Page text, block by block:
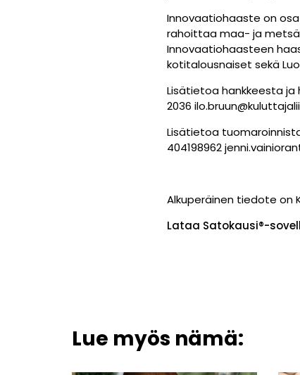
Innovaatiohaaste on
rahoittaa maa- ja
Innovaatiohaasteen
kotitalousnaiset sekä
Lisätietoa hankkeesta ja
2036
Lisätietoa
404198962
Alkuperäinen tiedote on
Lataa Satokausi®-
Lue myös nämä: